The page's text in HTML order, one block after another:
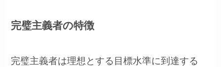
完璧主義者の特徴
完璧主義者は理想とする目標水準に到達する